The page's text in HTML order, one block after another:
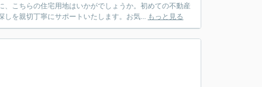
こちらの住宅用地はいかがでしょうか。初めての不動産
を親切丁寧にサポートいたします。お気... もっと見る